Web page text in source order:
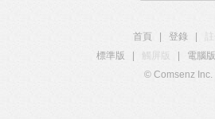
首頁 登錄
標準版
觸屏版 電腦版
© Comsenz Inc.